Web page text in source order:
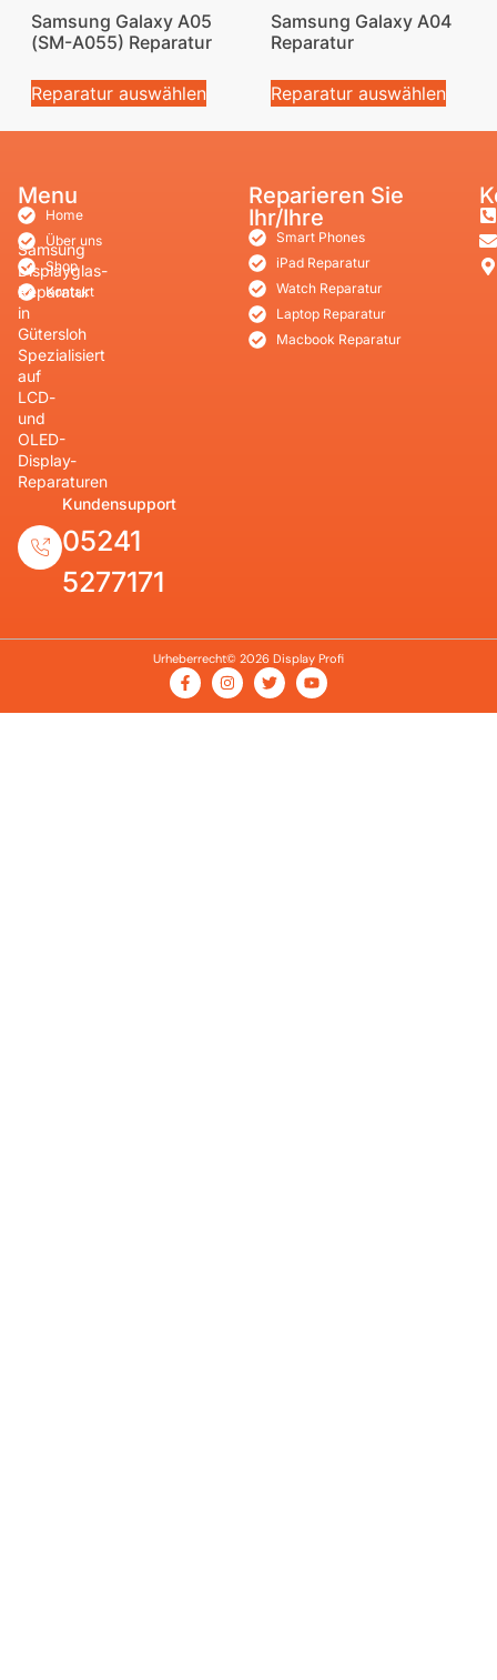
Samsung Galaxy A05
(SM-A055) Reparatur
Reparatur auswählen
Samsung Galaxy A04
Reparatur
Reparatur auswählen
Samsung
Displayglas-
Reparatur
in
Gütersloh
Spezialisiert
auf
LCD-
und
OLED-
Display-
Reparaturen
Kundensupport
05241
5277171
Menu
Home
Über uns
Shop
Kontakt
Reparieren Sie
Ihr/Ihre
Smart Phones
iPad Reparatur
Watch Reparatur
Laptop Reparatur
Macbook Reparatur
Urheberrecht© 2026 Display Profi